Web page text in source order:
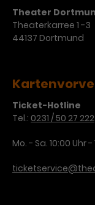
Theater
Theaterkarree 1 -3
44137 Dortmund
Ticket-Hotline
Tel.: 0231 / 50 27 222
Mo. - Sa. 10:00 Uhr -